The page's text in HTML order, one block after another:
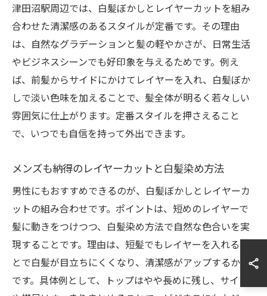
津田沼駅周辺では、白髪ぼかしとレイヤーカットを組み
合わせた清潔感のあるスタイルが定番です。その理由
は、自然なグラデーションと髪の軽やかさが、日常生活
やビジネスシーンでも好印象を与えるためです。例え
ば、前髪からサイドにかけてレイヤーを入れ、白髪ぼか
しで淡い色味を加えることで、髪全体が明るく若々しい
雰囲気に仕上がります。定番スタイルを押さえること
で、いつでも自信を持って外出できます。
メンズも納得のレイヤーカットと白髪染め方法
男性にもおすすめできるのが、白髪ぼかしとレイヤーカ
ットの組み合わせです。ポイントは、短めのレイヤーで
髪に動きをつけつつ、白髪染め方法で自然な色合いを実
現することです。理由は、短髪でもレイヤーを入れるこ
とで白髪が目立ちにくくなり、清潔感がアップするから
です。具体例として、トップはやや長めに残し、サイド